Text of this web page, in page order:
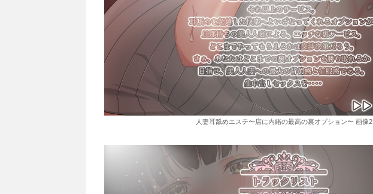
人妻耳舐めエステ〜店に内緒の最高の裏オプション〜 画像2